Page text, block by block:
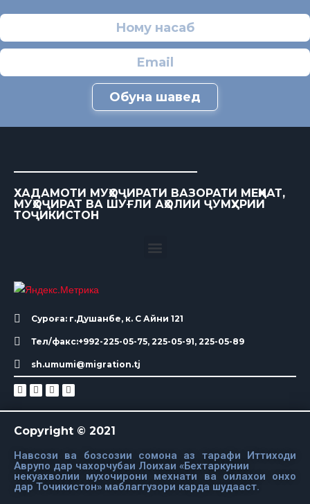
Обуна шавед
ХАДАМОТИ МУҲОҶИРАТИ ВАЗОРАТИ МЕҲНАТ,
МУҲОҶИРАТ ВА ШУҒЛИ АҲОЛИИ ҶУМҲУРИИ
ТОҶИКИСТОН
Суроға: г.Душанбе, к. С Айни 121
Тел/факс:+992-225-05-75, 225-05-91, 225-05-89
sh.umumi@migration.tj
Copyright © 2021
Навсози ва бозсозии сомона аз тарафи Иттиходи
Аврупо дар чахорчубаи Лоихаи «Бехтаркунии
некуахволии мухочирони мехнати ва оилахои онхо
дар Точикистон» маблаггузори карда шудааст.